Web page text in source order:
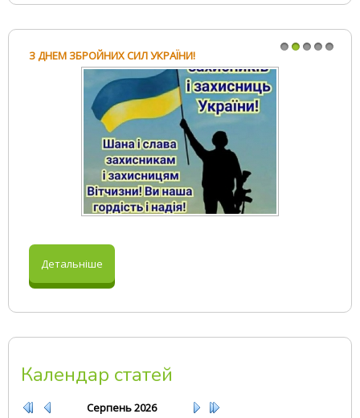
ВІТАЄМО З ДНЕМ ДОШКІЛЛЯ !
Детальніше
Календар статей
Серпень2026